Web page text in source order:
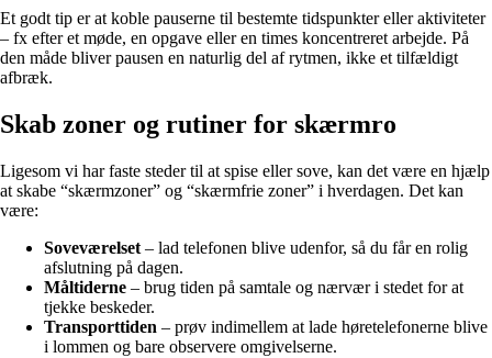
Et godt tip er at koble pauserne til bestemte tidspunkter eller aktiviteter
– fx efter et møde, en opgave eller en times koncentreret arbejde. På
den måde bliver pausen en naturlig del af rytmen, ikke et tilfældigt
afbræk.
Skab zoner og rutiner for skærmro
Ligesom vi har faste steder til at spise eller sove, kan det være en hjælp
at skabe “skærmzoner” og “skærmfrie zoner” i hverdagen. Det kan
være:
Soveværelset – lad telefonen blive udenfor, så du får en rolig
afslutning på dagen.
Måltiderne – brug tiden på samtale og nærvær i stedet for at
tjekke beskeder.
Transporttiden – prøv indimellem at lade høretelefonerne blive
i lommen og bare observere omgivelserne.